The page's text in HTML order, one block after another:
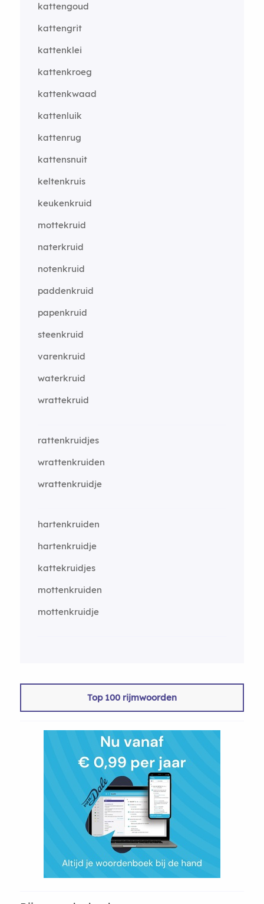
kattengoud
kattengrit
kattenklei
kattenkroeg
kattenkwaad
kattenluik
kattenrug
kattensnuit
keltenkruis
keukenkruid
mottekruid
naterkruid
notenkruid
paddenkruid
papenkruid
steenkruid
varenkruid
waterkruid
wrattekruid
rattenkruidjes
wrattenkruiden
wrattenkruidje
hartenkruiden
hartenkruidje
kattekruidjes
mottenkruiden
mottenkruidje
Top 100 rijmwoorden